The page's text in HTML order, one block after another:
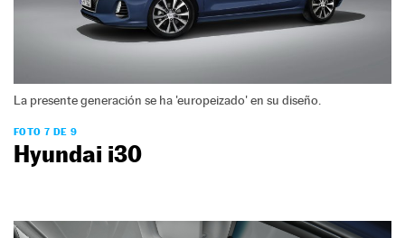
La presente generación se ha 'europeizado' en su diseño.
FOTO 7 DE 9
Hyundai i30